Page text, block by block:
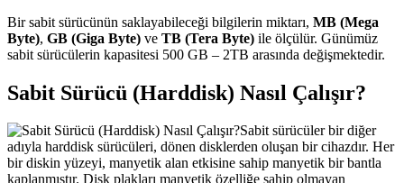
Bir sabit sürücünün saklayabileceği bilgilerin miktarı, MB (Mega
Byte), GB (Giga Byte) ve TB (Tera Byte) ile ölçülür. Günümüz
sabit sürücülerin kapasitesi 500 GB – 2TB arasında değişmektedir.
Sabit Sürücü (Harddisk) Nasıl Çalışır?
Sabit sürücüler bir diğer
adıyla harddisk sürücüleri, dönen disklerden oluşan bir cihazdır. Her
bir diskin yüzeyi, manyetik alan etkisine sahip manyetik bir bantla
kaplanmıştır. Disk plakları manyetik özelliğe sahip olmayan